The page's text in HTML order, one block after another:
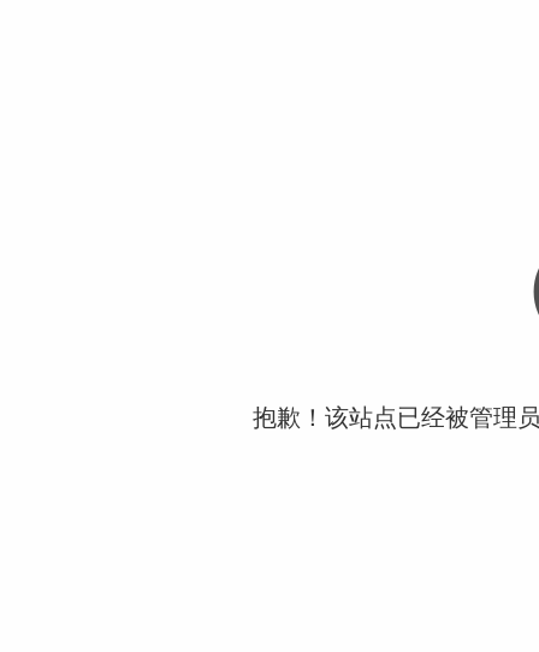
抱歉！该站点已经被管理